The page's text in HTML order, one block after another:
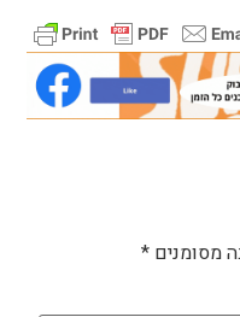
מסומנים *